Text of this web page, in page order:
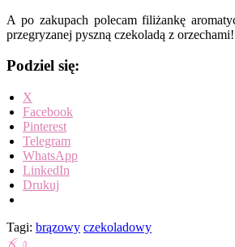
A po zakupach polecam filiżankę
przegryzanej pyszną czekoladą z orzechami!
Podziel się:
X
Facebook
Pinterest
Telegram
WhatsApp
LinkedIn
Drukuj
Tagi: brązowy czekoladowy